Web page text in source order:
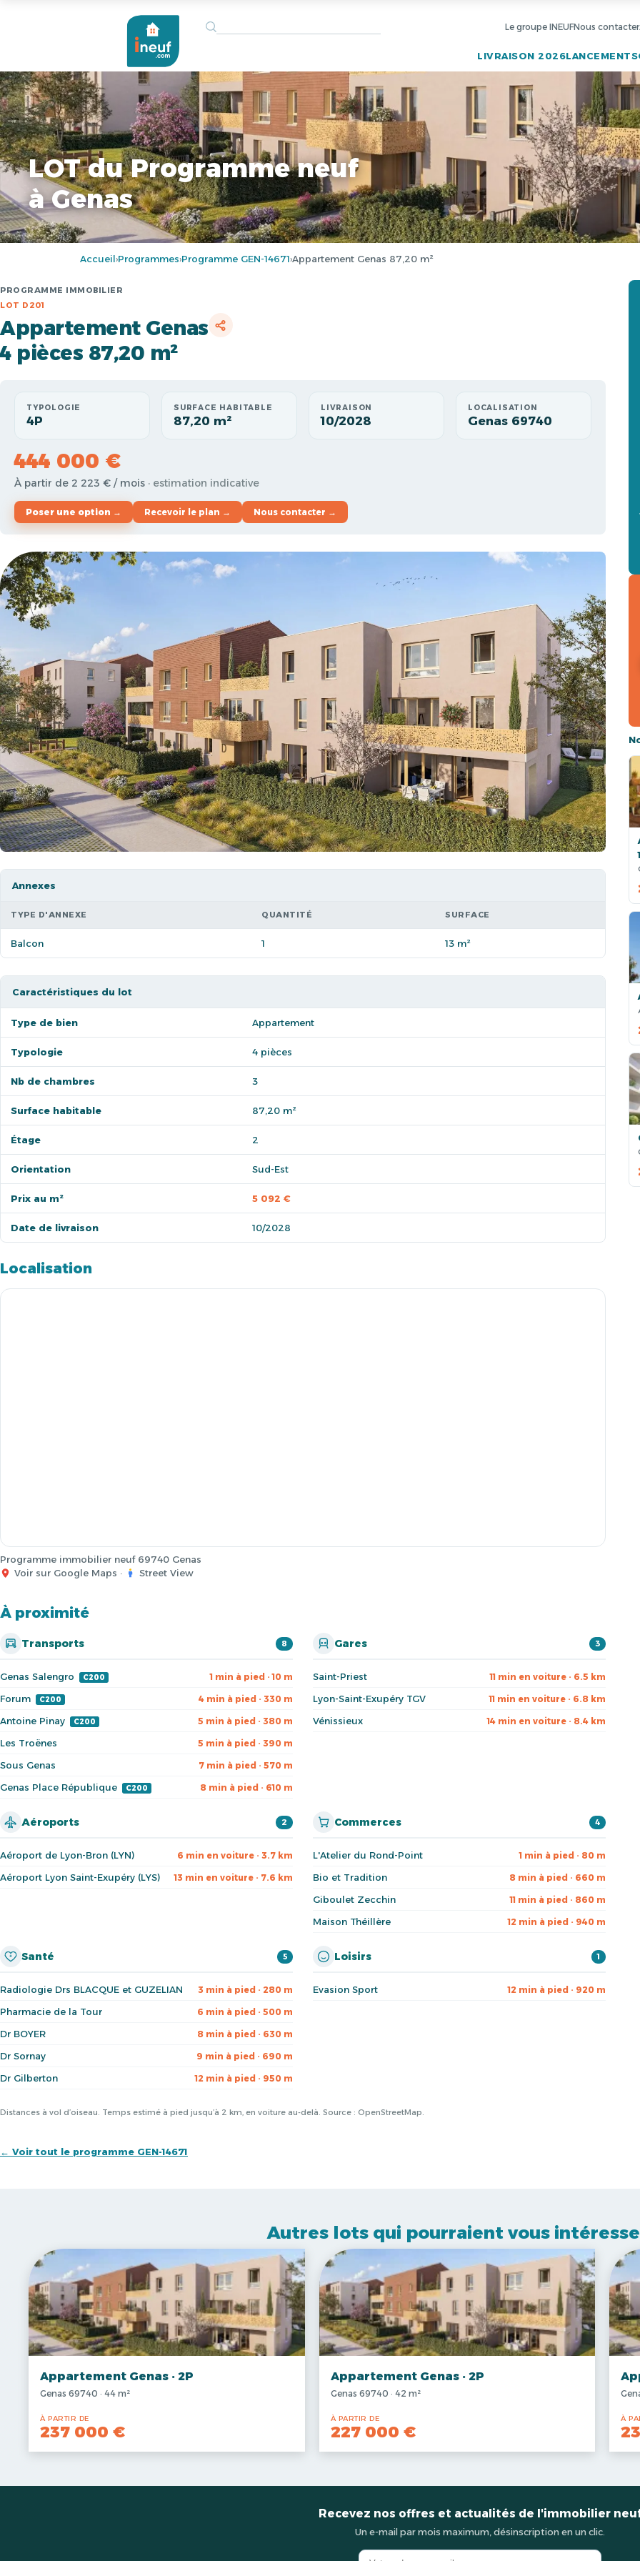
Le groupe INEUFNous contacter
LIVRAISON 2026LANCEMENTS
LOT du Programme neuf
à Genas
Accueil›Programmes›Programme GEN-14671›Appartement Genas 87,20 m²
PROGRAMME IMMOBILIER
LOT D201
Appartement Genas
4 pièces 87,20 m²
TYPOLOGIE
4P
SURFACE HABITABLE
87,20 m²
LIVRAISON
10/2028
LOCALISATION
Genas 69740
444 000 €
À partir de 2 223 € / mois · estimation indicative
Poser une option → Recevoir le plan → Nous contacter →
Annexes
TYPE D'ANNEXE QUANTITÉ SURFACE
Balcon 1 13 m²
Caractéristiques du lot
Type de bien Appartement
Typologie 4 pièces
Nb de chambres 3
Surface habitable 87,20 m²
Étage 2
Orientation Sud-Est
Prix au m² 5 092 €
Date de livraison 10/2028
Localisation
Programme immobilier neuf 69740 Genas
Voir sur Google Maps · Street View
À proximité
Transports 8
Genas Salengro C200 1 min à pied · 10 m
Forum C200 4 min à pied · 330 m
Antoine Pinay C200 5 min à pied · 380 m
Les Troënes 5 min à pied · 390 m
Sous Genas 7 min à pied · 570 m
Genas Place République C200 8 min à pied · 610 m
Gares 3
Saint-Priest 11 min en voiture · 6.5 km
Lyon-Saint-Exupéry TGV 11 min en voiture · 6.8 km
Vénissieux 14 min en voiture · 8.4 km
Aéroports 2
Aéroport de Lyon-Bron (LYN) 6 min en voiture · 3.7 km
Aéroport Lyon Saint-Exupéry (LYS) 13 min en voiture · 7.6 km
Commerces 4
L'Atelier du Rond-Point 1 min à pied · 80 m
Bio et Tradition 8 min à pied · 660 m
Giboulet Zecchin 11 min à pied · 860 m
Maison Théillère 12 min à pied · 940 m
Santé 5
Radiologie Drs BLACQUE et GUZELIAN 3 min à pied · 280 m
Pharmacie de la Tour 6 min à pied · 500 m
Dr BOYER 8 min à pied · 630 m
Dr Sornay 9 min à pied · 690 m
Dr Gilberton 12 min à pied · 950 m
Loisirs 1
Evasion Sport 12 min à pied · 920 m
Distances à vol d’oiseau. Temps estimé à pied jusqu’à 2 km, en voiture au-delà. Source : OpenStreetMap.
← Voir tout le programme GEN-14671
Autres lots qui pourraient vous
Appartement Genas · 2P
Genas 69740 · 44 m²
À PARTIR DE
237 000 €
Appartement Genas · 2P
Genas 69740 · 42 m²
À PARTIR DE
227 000 €
À
Recevez nos offres et actualités de l'immobilier
Un e-mail par mois maximum, désinscription en un clic.